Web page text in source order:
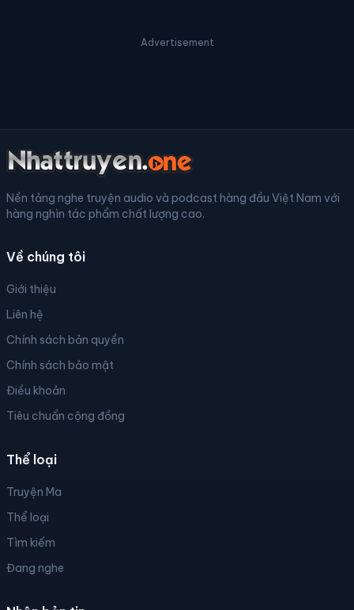
Advertisement
Nền tảng nghe truyện audio và podcast hàng đầu Việt Nam với
hàng nghìn tác phẩm chất lượng cao.
Về chúng tôi
Giới thiệu
Liên hệ
Chính sách bản quyền
Chính sách bảo mật
Điều khoản
Tiêu chuẩn cộng đồng
Thể loại
Truyện Ma
Thể loại
Tìm kiếm
Đang nghe